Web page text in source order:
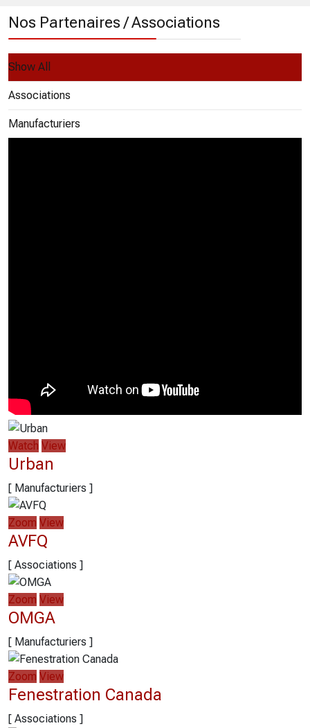
Nos Partenaires / Associations
Show All
Associations
Manufacturiers
Watch View
Urban
[ Manufacturiers ]
Zoom View
AVFQ
[ Associations ]
Zoom View
OMGA
[ Manufacturiers ]
Zoom View
Fenestration Canada
[ Associations ]